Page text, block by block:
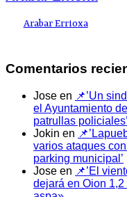
Arabar Errioxa
Comentarios
Jose en 📌’Un
el Ayuntamiento
patrullas policiales’
Jokin en
varios ataques
parking municipal’
Jose en 📌’El
dejará en Oion